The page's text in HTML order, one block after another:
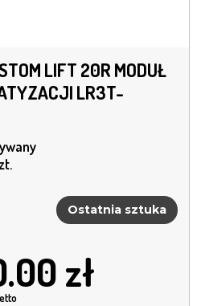
LIFT 20R MODUŁ
LR3T-
Ostatnia sztuka
zł